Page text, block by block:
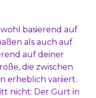
basierend auf
als auch auf
auf deiner
die zwischen
erheblich variiert.
nicht: Der Gurt in